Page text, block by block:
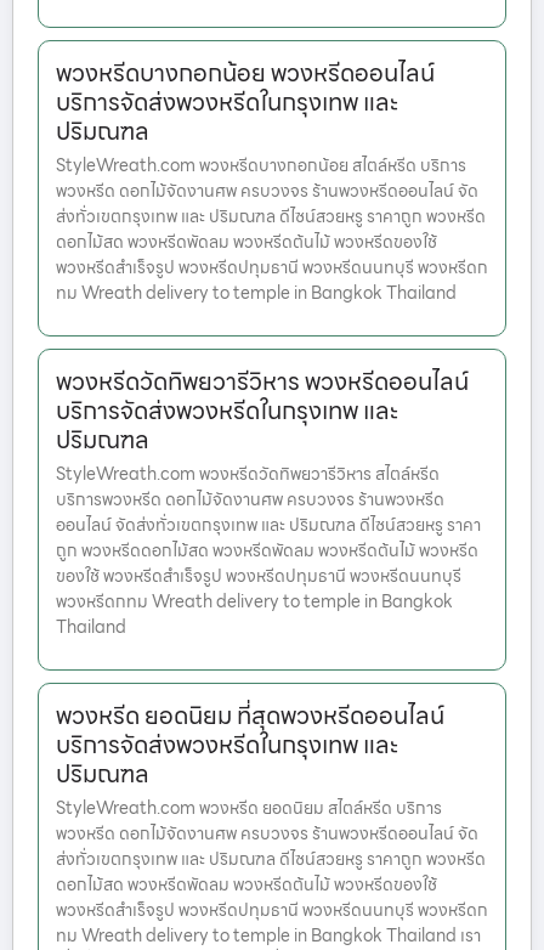
พวงหรีดบางกอกน้อย พวงหรีดออนไลน์
บริการจัดส่งพวงหรีดในกรุงเทพ และ
ปริมณฑล
StyleWreath.com พวงหรีดบางกอกน้อย สไตล์หรีด บริการ
พวงหรีด ดอกไม้จัดงานศพ ครบวงจร ร้านพวงหรีดออนไลน์ จัด
ส่งทั่วเขตกรุงเทพ และ ปริมณฑล ดีไซน์สวยหรู ราคาถูก พวงหรีด
ดอกไม้สด พวงหรีดพัดลม พวงหรีดต้นไม้ พวงหรีดของใช้
พวงหรีดสำเร็จรูป พวงหรีดปทุมธานี พวงหรีดนนทบุรี พวงหรีดก
ทม Wreath delivery to temple in Bangkok Thailand
พวงหรีดวัดทิพยวารีวิหาร พวงหรีดออนไลน์
บริการจัดส่งพวงหรีดในกรุงเทพ และ
ปริมณฑล
StyleWreath.com พวงหรีดวัดทิพยวารีวิหาร สไตล์หรีด
บริการพวงหรีด ดอกไม้จัดงานศพ ครบวงจร ร้านพวงหรีด
ออนไลน์ จัดส่งทั่วเขตกรุงเทพ และ ปริมณฑล ดีไซน์สวยหรู ราคา
ถูก พวงหรีดดอกไม้สด พวงหรีดพัดลม พวงหรีดต้นไม้ พวงหรีด
ของใช้ พวงหรีดสำเร็จรูป พวงหรีดปทุมธานี พวงหรีดนนทบุรี
พวงหรีดกทม Wreath delivery to temple in Bangkok
Thailand
พวงหรีด ยอดนิยม ที่สุดพวงหรีดออนไลน์
บริการจัดส่งพวงหรีดในกรุงเทพ และ
ปริมณฑล
StyleWreath.com พวงหรีด ยอดนิยม สไตล์หรีด บริการ
พวงหรีด ดอกไม้จัดงานศพ ครบวงจร ร้านพวงหรีดออนไลน์ จัด
ส่งทั่วเขตกรุงเทพ และ ปริมณฑล ดีไซน์สวยหรู ราคาถูก พวงหรีด
ดอกไม้สด พวงหรีดพัดลม พวงหรีดต้นไม้ พวงหรีดของใช้
พวงหรีดสำเร็จรูป พวงหรีดปทุมธานี พวงหรีดนนทบุรี พวงหรีดก
ทม Wreath delivery to temple in Bangkok Thailand เรา